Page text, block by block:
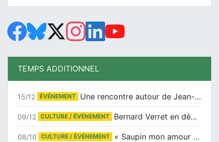
TEMPS ADDITIONNEL
15/12 ÉVÉNEMENT Une rencontre autour de Jean-Claude Suaudeau
09/12 CULTURE / ÉVÉNEMENT Bernard Verret en dédicaces le samedi 13 décembre à l’Espace Culturel Atlantis
08/10 CULTURE / ÉVÉNEMENT « Saupin mon amour » au salon du livre de Trentemoult